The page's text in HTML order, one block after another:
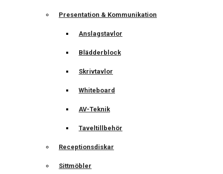
Presentation & Kommunikation
Anslagstavlor
Blädderblock
Skrivtavlor
Whiteboard
AV-Teknik
Taveltillbehör
Receptionsdiskar
Sittmöbler